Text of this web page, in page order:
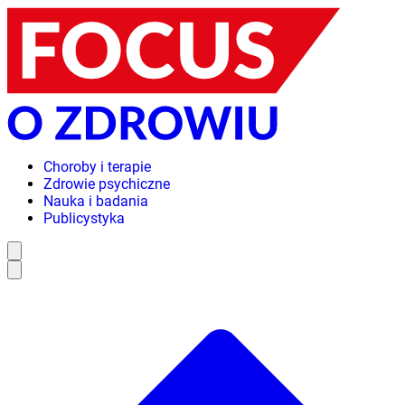
Choroby i terapie
Zdrowie psychiczne
Nauka i badania
Publicystyka